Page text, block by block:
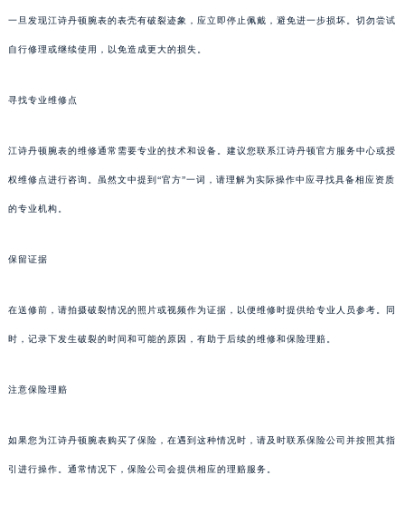
一旦发现江诗丹顿腕表的表壳有破裂迹象，应立即停止佩戴，避免进一步损坏。切勿尝试
自行修理或继续使用，以免造成更大的损失。
寻找专业维修点
江诗丹顿腕表的维修通常需要专业的技术和设备。建议您联系江诗丹顿官方服务中心或授
权维修点进行咨询。虽然文中提到“官方”一词，请理解为实际操作中应寻找具备相应资质
的专业机构。
保留证据
在送修前，请拍摄破裂情况的照片或视频作为证据，以便维修时提供给专业人员参考。同
时，记录下发生破裂的时间和可能的原因，有助于后续的维修和保险理赔。
注意保险理赔
如果您为江诗丹顿腕表购买了保险，在遇到这种情况时，请及时联系保险公司并按照其指
引进行操作。通常情况下，保险公司会提供相应的理赔服务。